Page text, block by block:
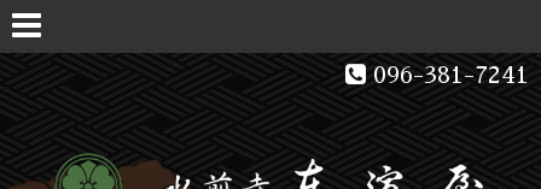
096-381-7241